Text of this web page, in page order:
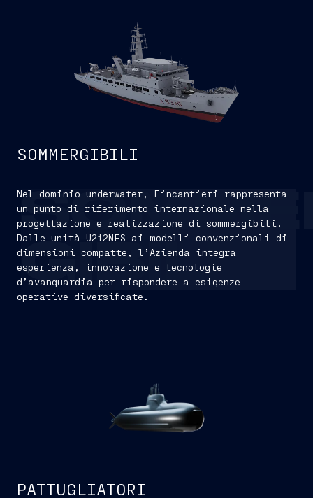
GIBILI
SOMMERGIBILI
Nel dominio underwater, Fincantieri rappresenta
un punto di riferimento internazionale nella
progettazione e realizzazione di sommergibili.
Dalle unità U212NFS ai modelli convenzionali di
dimensioni compatte, l’Azienda integra
esperienza, innovazione e tecnologie
d’avanguardia per rispondere a esigenze
operative diversificate.
PATTUGLIATORI